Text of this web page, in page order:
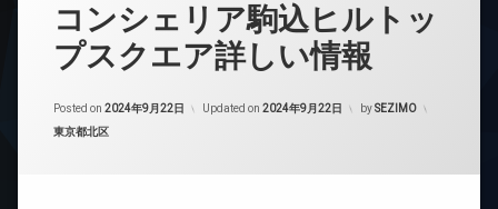
コンシェリア駒込ヒルトッ
プスクエア詳しい情報
Posted on 2024年9月22日 Updated on 2024年9月22日 bySEZIMO
カテゴリー:
東京都北区